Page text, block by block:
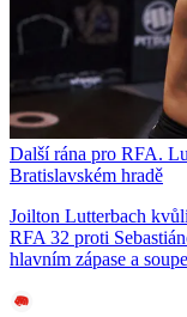
Další rána pro RFA.
Bratislavském hradě
Joilton Lutterbach
RFA 32 proti
hlavním zápase a